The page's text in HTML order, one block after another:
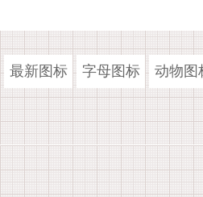
最新图标 字母图标 动物图